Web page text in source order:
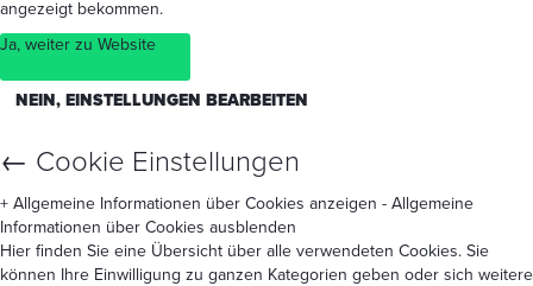
angezeigt bekommen.
Ja, weiter zu Website
NEIN, EINSTELLUNGEN BEARBEITEN
← Cookie Einstellungen
+ Allgemeine Informationen über Cookies anzeigen - Allgemeine
Informationen über Cookies ausblenden
Hier finden Sie eine Übersicht über alle verwendeten Cookies. Sie
können Ihre Einwilligung zu ganzen Kategorien geben oder sich weitere